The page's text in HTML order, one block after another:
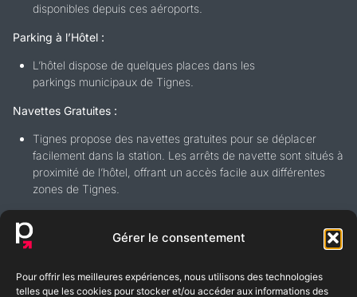
Gérer le consentement
Pour offrir les meilleures expériences, nous utilisons des technologies
telles que les cookies pour stocker et/ou accéder aux informations des
disponibles depuis ces aéroports.
Parking à l’Hôtel :
L’hôtel dispose de quelques places dans les
parkings municipaux de Tignes.
Navettes Gratuites :
Tignes propose des navettes gratuites pour se déplacer
facilement dans la station. Les arrêts de navette sont situés à
proximité de l’hôtel, offrant un accès facile aux différentes
zones de Tignes.
BLOGFAQ